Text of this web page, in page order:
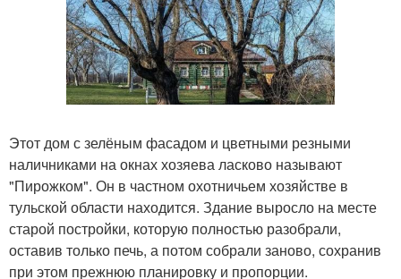
Этот дом с зелёным фасадом и цветными резными
наличниками на окнах хозяева ласково называют
"Пирожком". Он в частном охотничьем хозяйстве в
тульской области находится. Здание выросло на месте
старой постройки, которую полностью разобрали,
оставив только печь, а потом собрали заново, сохранив
при этом прежнюю планировку и пропорции.